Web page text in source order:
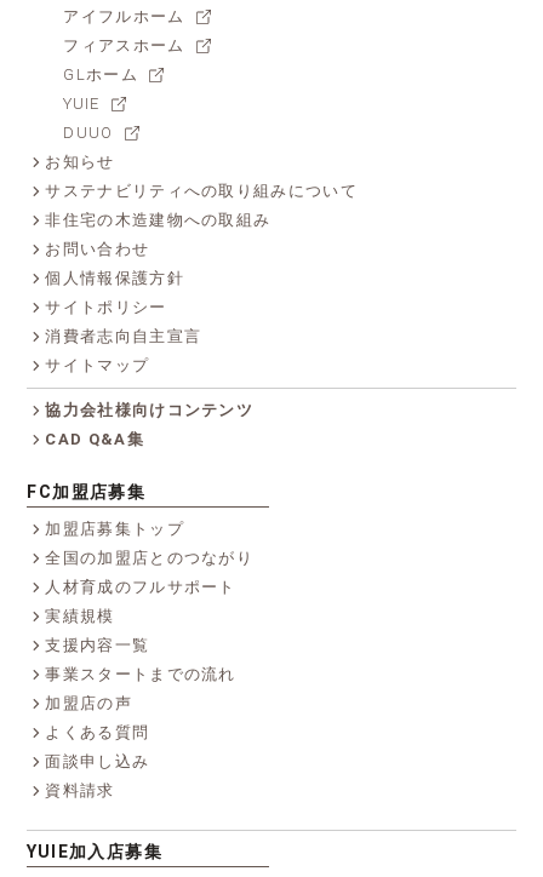
アイフルホーム
フィアスホーム
GLホーム
YUIE
DUUO
お知らせ
サステナビリティへの取り組みについて
非住宅の木造建物への取組み
お問い合わせ
個人情報保護方針
サイトポリシー
消費者志向自主宣言
サイトマップ
協力会社様向けコンテンツ
CAD Q&A集
FC加盟店募集
加盟店募集トップ
全国の加盟店とのつながり
人材育成のフルサポート
実績規模
支援内容一覧
事業スタートまでの流れ
加盟店の声
よくある質問
面談申し込み
資料請求
YUIE加入店募集